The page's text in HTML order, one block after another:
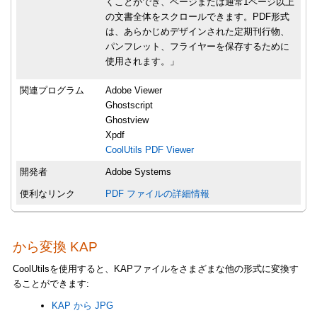
の文書全体をスクロールできます。PDF形式
は、あらかじめデザインされた定期刊行物、
パンフレット、フライヤーを保存するために
使用されます。」
関連プログラム
Adobe Viewer
Ghostscript
Ghostview
Xpdf
CoolUtils PDF Viewer
開発者 Adobe Systems
便利なリンク PDF ファイルの詳細情報
から変換 KAP
CoolUtilsを使用すると、KAPファイルをさまざまな他の形式に変換す
ることができます:
KAP から JPG